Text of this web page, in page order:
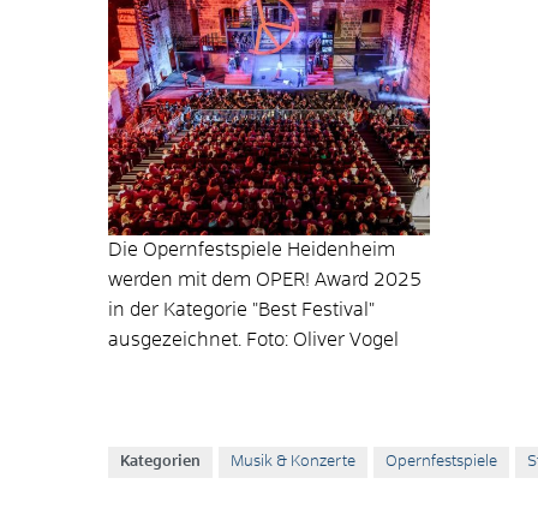
Die Opernfestspiele Heidenheim
werden mit dem OPER! Award 2025
in der Kategorie "Best Festival"
ausgezeichnet. Foto: Oliver Vogel
Kategorien Musik & Konzerte Opernfestspiele